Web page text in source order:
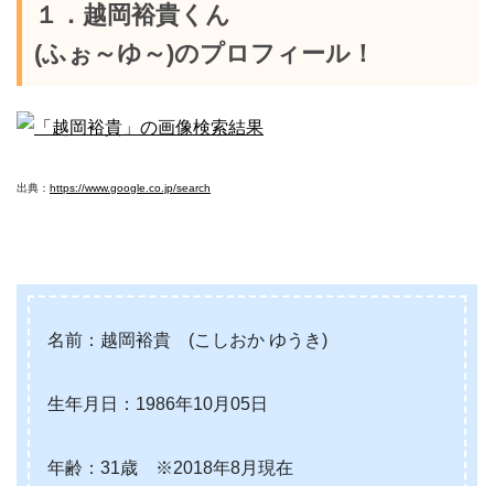
１．越岡裕貴くん
(ふぉ～ゆ～)のプロフィール！
出典： https://www.google.co.jp/search
名前：越岡裕貴 (こしおか ゆうき)
生年月日：1986年10月05日
年齢：31歳 ※2018年8月現在